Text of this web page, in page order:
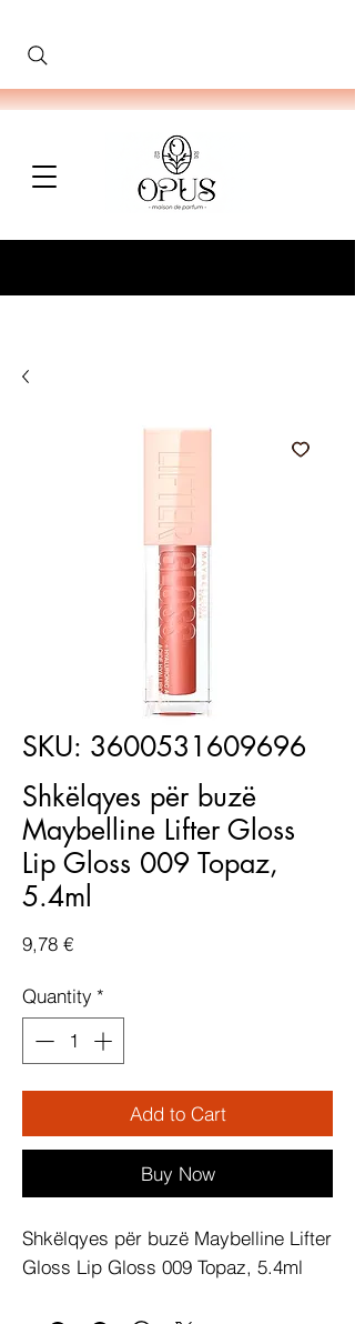
SKU: 3600531609696
Shkëlqyes për buzë
Maybelline Lifter Gloss
Lip Gloss 009 Topaz,
5.4ml
9,78 €Price
Quantity *
Add to Cart
Buy Now
Shkëlqyes për buzë Maybelline Lifter
Gloss Lip Gloss 009 Topaz, 5.4ml